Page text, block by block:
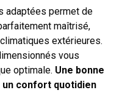
adaptées permet de
maîtrisé,
extérieures.
vous
optimale. Une bonne
confort quotidien